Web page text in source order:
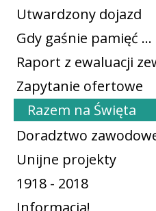
Utwardzony dojazd
Gdy gaśnie pamięć ...
Raport z ewaluacji
Zapytanie ofertowe
Razem na Święta
Doradztwo
Unijne projekty
1918 - 2018
Informacja!